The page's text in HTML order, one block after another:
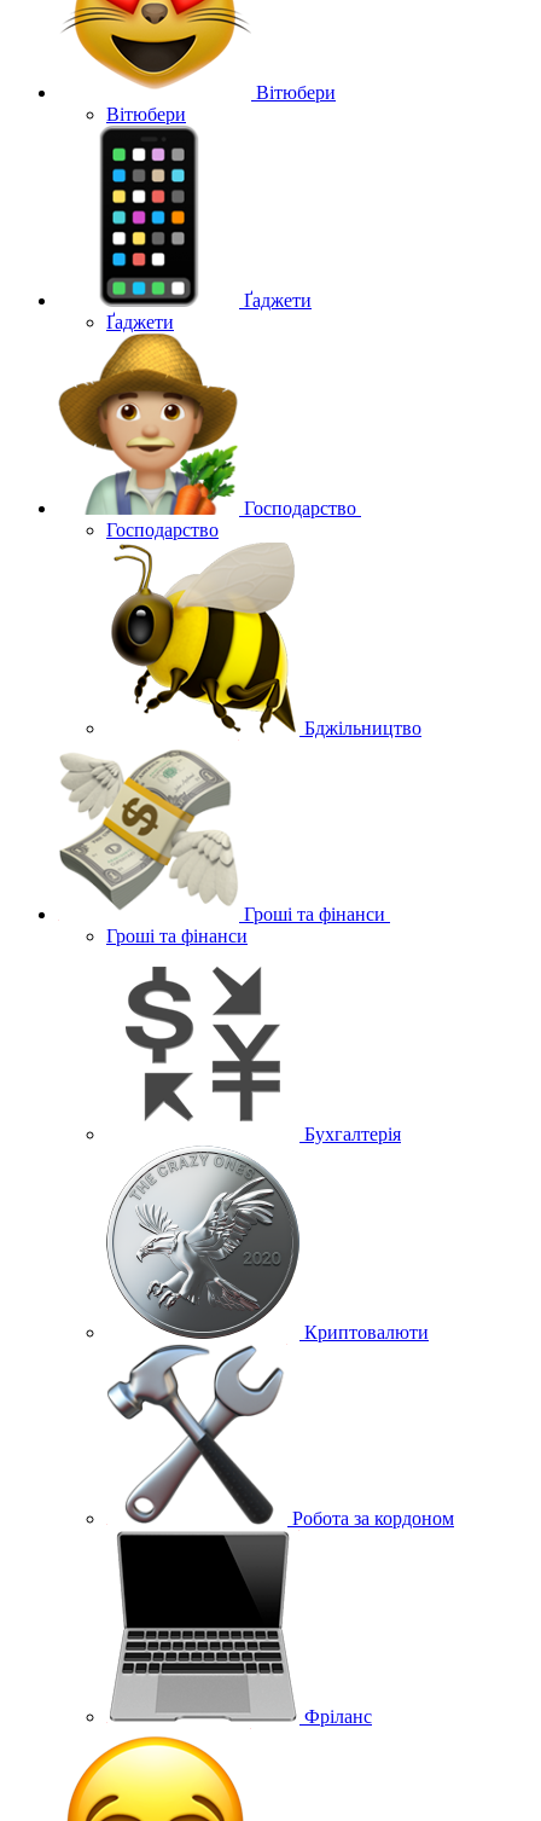
Вітюбери
Вітюбери
Ґаджети
Ґаджети
Господарство
Господарство
Бджільництво
Гроші та фінанси
Гроші та фінанси
Бухгалтерія
Криптовалюти
Робота за кордоном
Фріланс